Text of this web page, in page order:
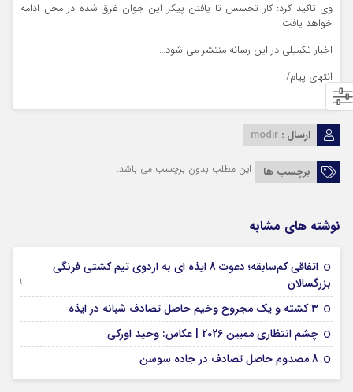
وی تاکید کرد: کار تجسس تا یافتن پیکر این جوان غرق شده در محل ادامه
خواهد یافت.
اخبار تکمیلی در این رسانه منتشر می شود…
انتهای پیام/
ارسال : modir
برچسب ها این مطلب بدون برچسب می باشد.
نوشته های مشابه
اتفاقی کم‌سابقه؛ دعوت 8 ایذه ای به اردوی تیم کشتی فرنگی
بزرگسالان
09 جولای 2026
۳ کشته و یک مجروح وخیم حاصل تصادف شبانه در ایذه
چشم انتظاری ممبین 2026 | عکاس: وحید اورکی
8 مصدوم حاصل تصادف در جاده سوسن